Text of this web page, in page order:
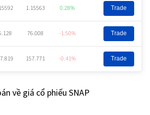
1.15563 0.28% Trade
76.008 -1.50% Trade
157.771 -0.41% Trade
về giá cổ phiếu SNAP